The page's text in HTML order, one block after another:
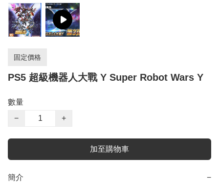
固定價格
PS5 超級機器人大戰 Y Super Robot Wars Y
數量
−
+
加至購物車
簡介 −